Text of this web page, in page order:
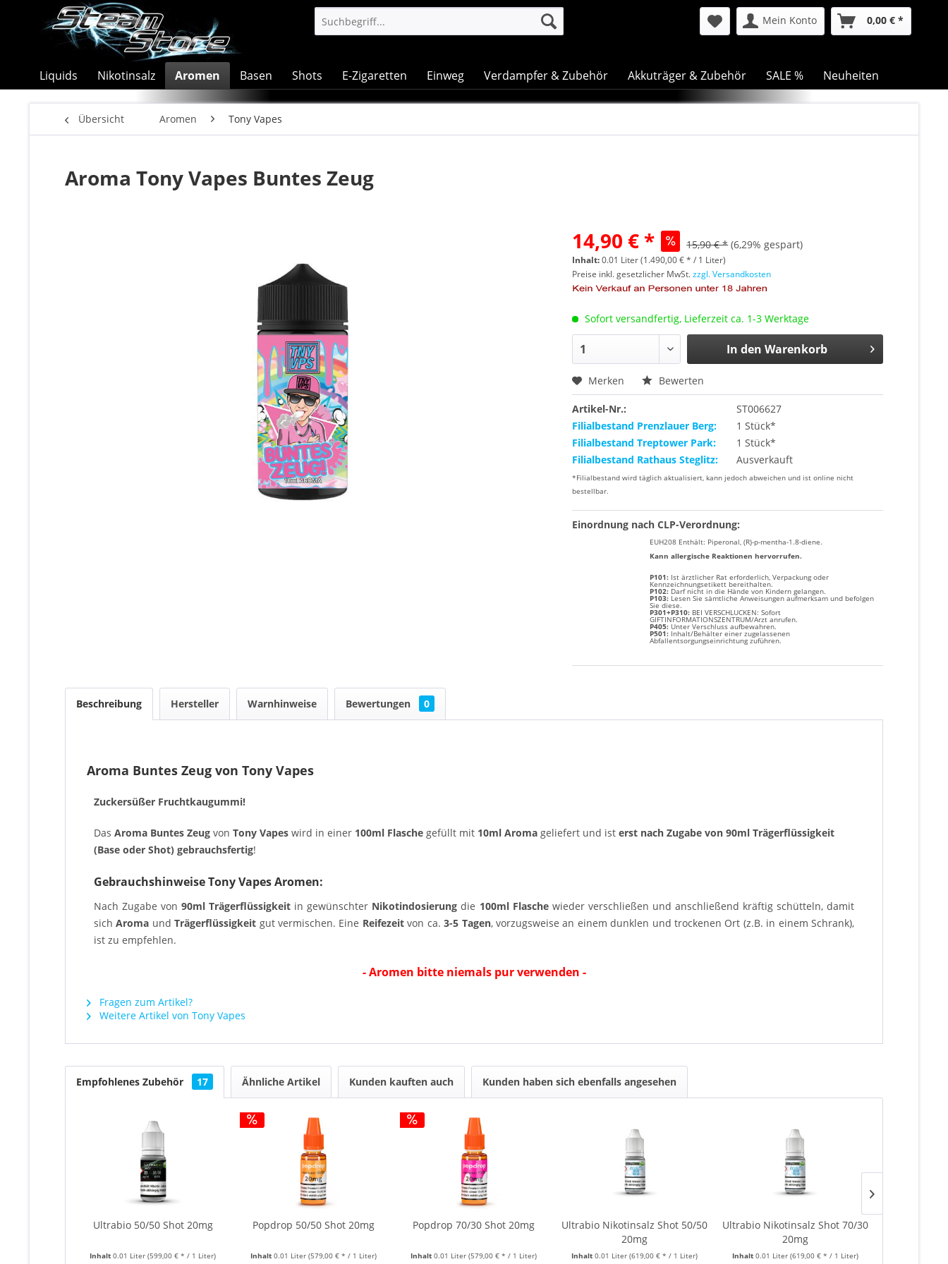
Mein Konto 0,00 € *
Liquids Nikotinsalz Aromen Basen Shots E-Zigaretten Einweg Verdampfer & Zubehör Akkuträger & Zubehör SALE % Neuheiten
Übersicht Aromen Tony Vapes
Aroma Tony Vapes Buntes Zeug
14,90 € * 15,90 € * (6,29% gespart)
Inhalt:0.01 Liter (1.490,00 € * / 1 Liter)
Preise inkl. gesetzlicher MwSt.zzgl. Versandkosten
Sofort versandfertig, Lieferzeit ca. 1-3 Werktage
In den Warenkorb
Merken Bewerten
Artikel-Nr.:
ST006627
Filialbestand Prenzlauer Berg:
1 Stück*
Filialbestand Treptower Park:
1 Stück*
Filialbestand Rathaus Steglitz:
Ausverkauft
*Filialbestand wird täglich aktualisiert, kann jedoch abweichen und ist online nicht
bestellbar.
Einordnung nach CLP-Verordnung:
EUH208 Enthält: Piperonal, (R)-p-mentha-1.8-diene.
Kann allergische Reaktionen hervorrufen.
P101: Ist ärztlicher Rat erforderlich, Verpackung oder
Kennzeichnungsetikett bereithalten.
P102: Darf nicht in die Hände von Kindern gelangen.
P103: Lesen Sie sämtliche Anweisungen aufmerksam und befolgen
Sie diese.
P301+P310: BEI VERSCHLUCKEN: Sofort
GIFTINFORMATIONSZENTRUM/Arzt anrufen.
P405: Unter Verschluss aufbewahren.
P501: Inhalt/Behälter einer zugelassenen
Abfallentsorgungseinrichtung zuführen.
Beschreibung Hersteller Warnhinweise Bewertungen 0
Aroma Buntes Zeug von Tony Vapes
Zuckersüßer Fruchtkaugummi!
Das Aroma Buntes Zeug von Tony Vapes wird in einer 100ml Flasche gefüllt mit 10ml Aroma geliefert und ist erst nach Zugabe von 90ml Trägerflüssigkeit
(Base oder Shot) gebrauchsfertig!
Gebrauchshinweise Tony Vapes Aromen:
Nach Zugabe von90ml Trägerflüssigkeit in gewünschter Nikotindosierung die 100ml Flaschewieder verschließen und anschließend kräftig schütteln, damit
sichAroma undTrägerflüssigkeit gut vermischen. Eine Reifezeitvon ca.3-5 Tagen, vorzugsweise an einem dunklen und trockenen Ort (z.B. in einem Schrank),
ist zu empfehlen.
- Aromen bitte niemals pur verwenden -
Fragen zum Artikel?
Weitere Artikel von Tony Vapes
Empfohlenes Zubehör 17 Ähnliche Artikel Kunden kauften auch Kunden haben sich ebenfalls angesehen
Ultrabio 50/50 Shot 20mg
Inhalt0.01 Liter(599,00 € * / 1 Liter)
Popdrop 50/50 Shot 20mg
Inhalt 0.01 Liter (579,00 € * / 1 Liter)
Popdrop 70/30 Shot 20mg
Inhalt0.01 Liter(579,00 € * / 1 Liter)
Ultrabio Nikotinsalz Shot 50/50
20mg
Inhalt0.01 Liter(619,00 € * / 1 Liter)
Ultrabio Nikotinsalz Shot 70/30
20mg
Inhalt 0.01 Liter (619,00 € * / 1 Liter)